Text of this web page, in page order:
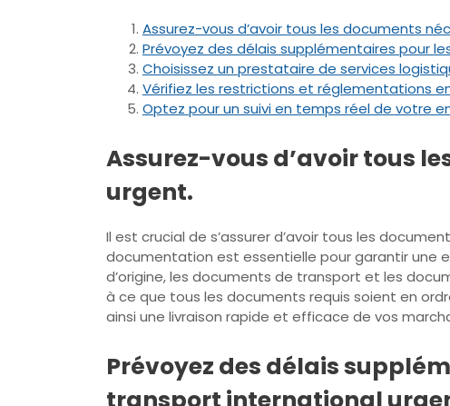
Assurez-vous d’avoir tous les documents
Prévoyez des délais supplémentaires pour
Choisissez un prestataire de services
Vérifiez les restrictions et réglementations
Optez pour un suivi en temps réel de votre
Assurez-vous d’avoir tous
urgent.
Il est crucial de s’assurer d’avoir tous les
documentation est essentielle pour garantir une
d’origine, les documents de transport et les
à ce que tous les documents requis soient en
ainsi une livraison rapide et efficace de vos
Prévoyez des délais